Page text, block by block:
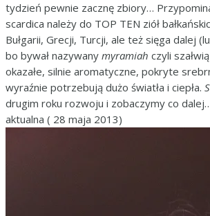
tydzień pewnie zacznę zbiory…
scardica należy do TOP TEN ziół
Bułgarii, Grecji, Turcji, ale też sięga dalej
bo bywał nazywany myramiah czyli
okazałe, silnie aromatyczne, pokryte
wyraźnie potrzebują dużo światła i ciepła.
drugim roku rozwoju i zobaczymy co
aktualna ( 28 maja 2013)